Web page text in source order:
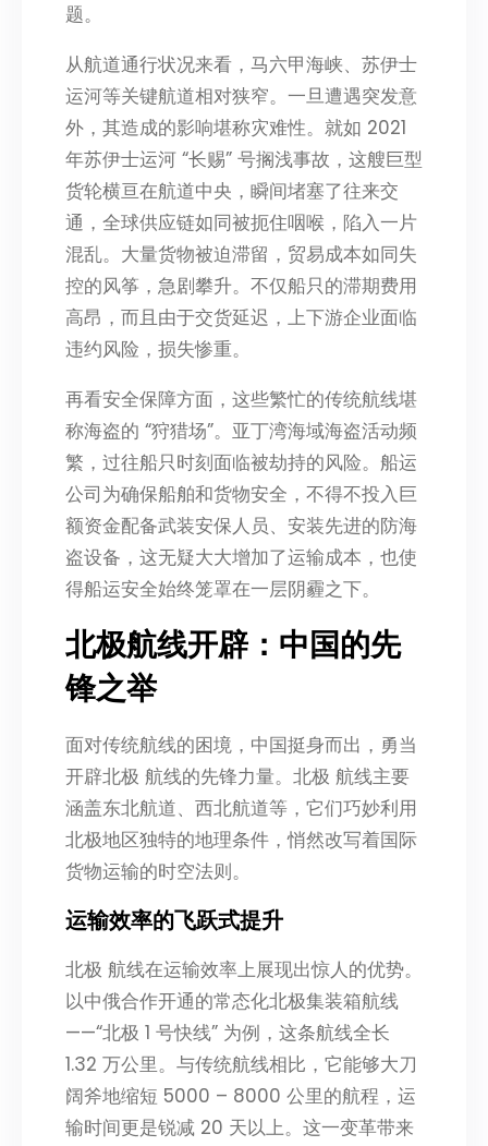
题。
从航道通行状况来看，马六甲海峡、苏伊士
运河等关键航道相对狭窄。一旦遭遇突发意
外，其造成的影响堪称灾难性。就如 2021
年苏伊士运河 “长赐” 号搁浅事故，这艘巨型
货轮横亘在航道中央，瞬间堵塞了往来交
通，全球供应链如同被扼住咽喉，陷入一片
混乱。大量货物被迫滞留，贸易成本如同失
控的风筝，急剧攀升。不仅船只的滞期费用
高昂，而且由于交货延迟，上下游企业面临
违约风险，损失惨重。
再看安全保障方面，这些繁忙的传统航线堪
称海盗的 “狩猎场”。亚丁湾海域海盗活动频
繁，过往船只时刻面临被劫持的风险。船运
公司为确保船舶和货物安全，不得不投入巨
额资金配备武装安保人员、安装先进的防海
盗设备，这无疑大大增加了运输成本，也使
得船运安全始终笼罩在一层阴霾之下。
北极航线开辟：中国的先
锋之举
面对传统航线的困境，中国挺身而出，勇当
开辟北极 航线的先锋力量。北极 航线主要
涵盖东北航道、西北航道等，它们巧妙利用
北极地区独特的地理条件，悄然改写着国际
货物运输的时空法则。
运输效率的飞跃式提升
北极 航线在运输效率上展现出惊人的优势。
以中俄合作开通的常态化北极集装箱航线
——“北极 1 号快线” 为例，这条航线全长
1.32 万公里。与传统航线相比，它能够大刀
阔斧地缩短 5000 – 8000 公里的航程，运
输时间更是锐减 20 天以上。这一变革带来